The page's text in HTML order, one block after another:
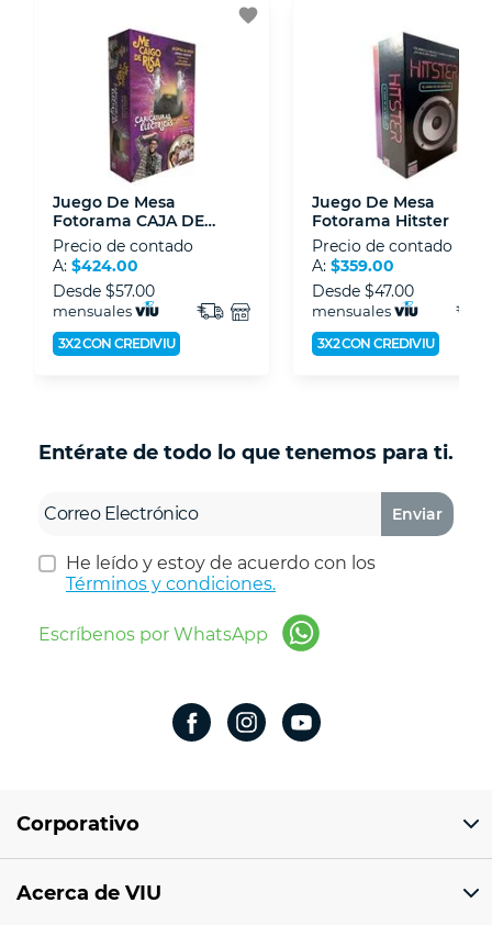
- Sello de confianza correspondiente,
disposiciones legales y Códigos de Ética de la
Asociación Mexicana de Internet (AIMX).
- Nos encontramos en la lista de socios Activos
de la Asociación de Internet.MX.
favorite
Juego De Mesa
Fotorama CAJA DE
TOQUES ME CAIGO DE
RISA 1305
Precio de contado
A: $424.00
Desde $57.00
mensuales
3X2 CON CREDIVIU
Juego De Mesa
Fotorama Hitster
Precio de contado
A: $359.00
Desde $47.00
mensuales
3X2 CON CREDIVIU
Entérate de todo lo que tenemos para ti.
Enviar
He leído y estoy de acuerdo con los
Términos y condiciones.
Escríbenos por WhatsApp
Corporativo
Av 18 de marzo # 309. Colonia la Nogalera.
Acerca de VIU